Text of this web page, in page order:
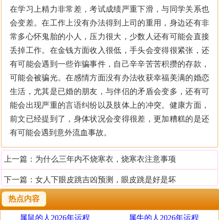
在学习上精力非常差，考试成绩严重下滑，与同学关系也
会变差。在工作上没有办法得到上司的重用，身边还有非
常多心怀鬼胎的小人，压力很大，少数人还有可能会直接
丢掉工作。在金钱方面收入很低，手头会变得很紧张，还
有可能会遇到一些诈骗事件，自己辛辛苦苦积攒的存款，
可能会被骗光。在感情方面没有办法收获幸福美满的婚恋
生活，尤其是已婚的朋友，与伴侣的矛盾会变多，还有可
能会出现严重的言语纠纷以及肢体上的冲突。健康方面，
前文已经提到了，身体状况会变得很差，更加糟糕的是还
有可能会遇到意外流血事故。
上一篇： 为什么三年内不烧寒衣，烧寒衣注意事项
下一篇： 女人下眼皮跳吉凶预测，眼皮跳是好是坏
热点内容
属鼠的人2026年运程
属牛的人2026年运程